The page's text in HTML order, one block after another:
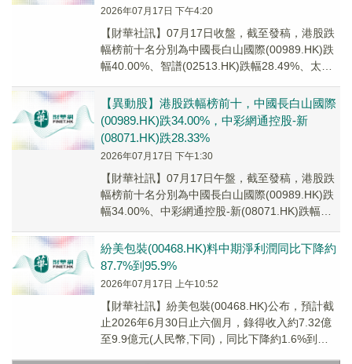
2026年07月17日 下午4:20
【財華社訊】07月17日收盤，截至發稿，港股跌
幅榜前十名分別為中國長白山國際(00989.HK)跌
幅40.00%、智譜(02513.HK)跌幅28.49%、太興
【異動股】港股跌幅榜前十，中國長白山國際
(00989.HK)跌34.00%，中彩網通控股-新
(08071.HK)跌28.33%
2026年07月17日 下午1:30
【財華社訊】07月17日午盤，截至發稿，港股跌
幅榜前十名分別為中國長白山國際(00989.HK)跌
幅34.00%、中彩網通控股-新(08071.HK)跌幅
紛美包裝(00468.HK)料中期淨利潤同比下降約
87.7%到95.9%
2026年07月17日 上午10:52
【財華社訊】紛美包裝(00468.HK)公布，預計截
止2026年6月30日止六個月，錄得收入約7.32億
至9.9億元(人民幣,下同)，同比下降約1.6%到